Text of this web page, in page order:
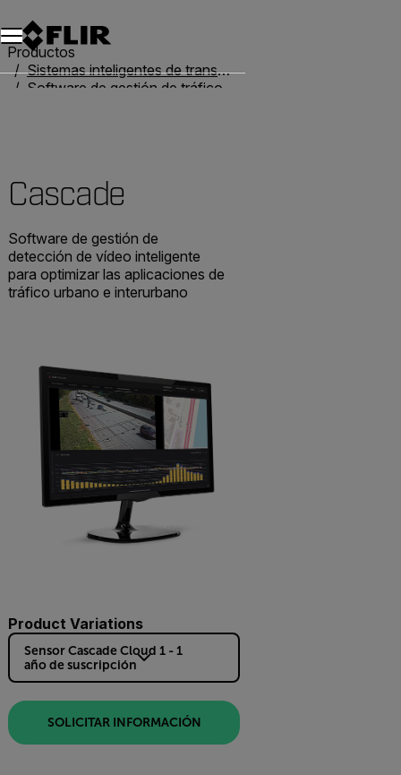
Unread messages
Modelo
Eliminar
artículos
artículo
Añadir al carro
Añadido al carro
Productos
Sistemas inteligentes de transporte
Software de gestión de tráfico
Cascade
Software de gestión de
detección de vídeo inteligente
para optimizar las aplicaciones de
tráfico urbano e interurbano
Product Variations
Sensor Cascade Cloud 1 - 1
año de suscripción
SOLICITAR INFORMACIÓN